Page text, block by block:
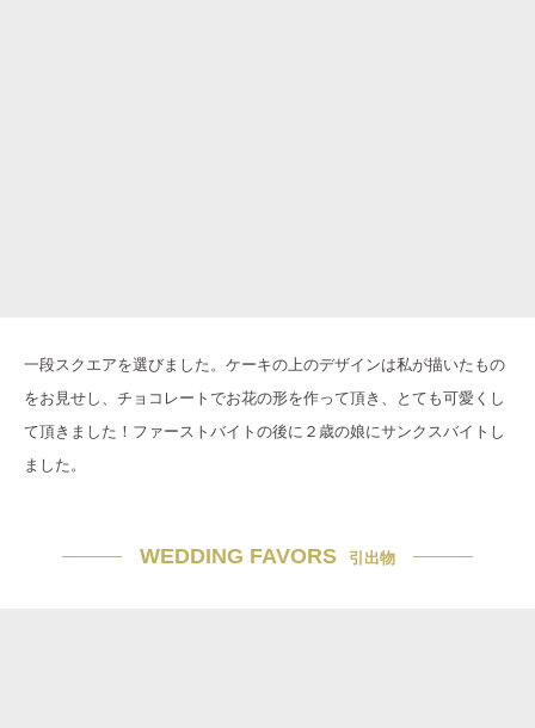
一段スクエアを選びました。ケーキの上のデザインは私が描いたもの
をお見せし、チョコレートでお花の形を作って頂き、とても可愛くし
て頂きました！ファーストバイトの後に２歳の娘にサンクスバイトし
ました。
WEDDING FAVORS 引出物